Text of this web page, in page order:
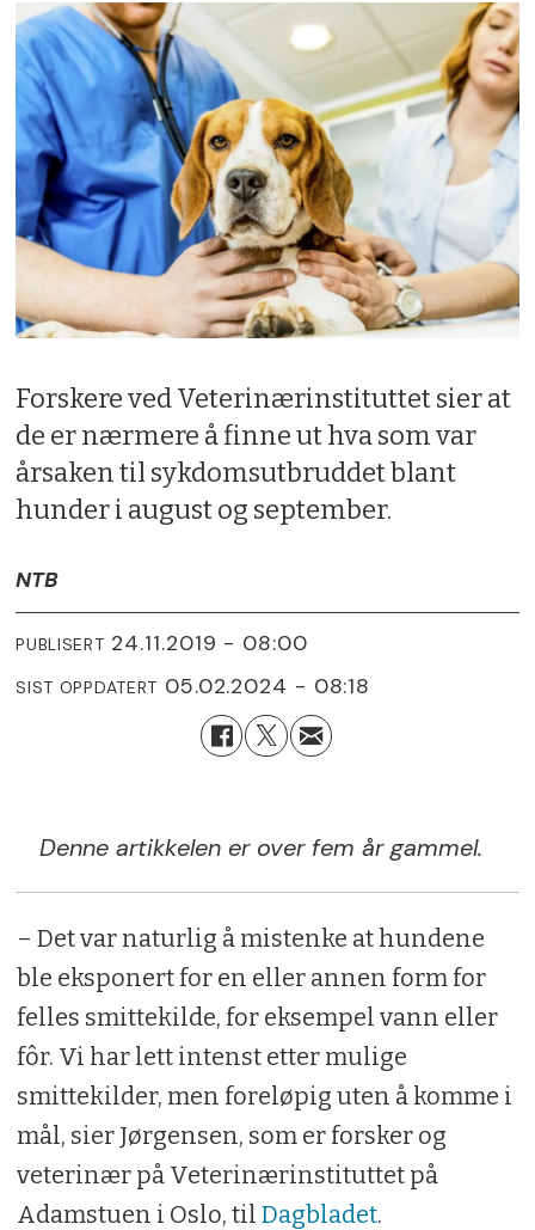
Forskere ved Veterinærinstituttet sier at
de er nærmere å finne ut hva som var
årsaken til sykdomsutbruddet blant
hunder i august og september.
NTB
PUBLISERT 24.11.2019 - 08:00
SIST OPPDATERT 05.02.2024 - 08:18
Denne artikkelen er over fem år gammel.
– Det var naturlig å mistenke at hundene
ble eksponert for en eller annen form for
felles smittekilde, for eksempel vann eller
fôr. Vi har lett intenst etter mulige
smittekilder, men foreløpig uten å komme i
mål, sier Jørgensen, som er forsker og
veterinær på Veterinærinstituttet på
Adamstuen i Oslo, til Dagbladet.